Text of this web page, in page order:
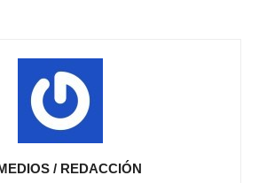
/ REDACCIÓN